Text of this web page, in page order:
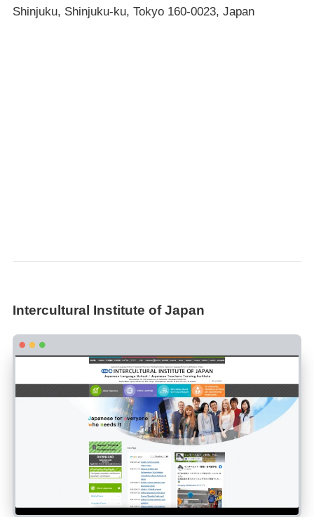
Shinjuku, Shinjuku-ku, Tokyo 160-0023, Japan
Intercultural Institute of Japan